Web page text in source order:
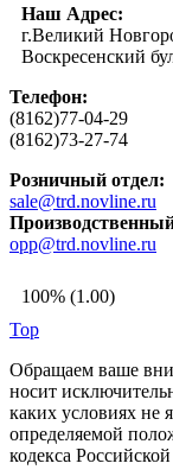
Наш Адрес:
г.Великий
Воскресенский
Телефон:
(8162)77-04-29
(8162)73-27-74
Розничный отдел:
sale@trd.novline.ru
opp@trd.novline.ru
100% (1.00)
Top
Обращаем ваше
носит
каких условиях не
определяемой
кодекса